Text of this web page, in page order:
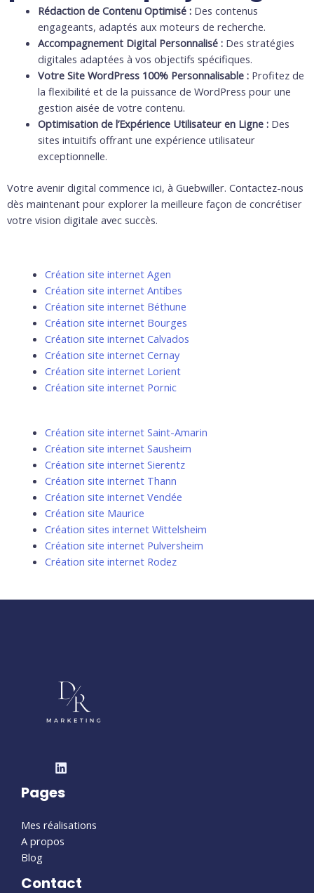
Rédaction de Contenu Optimisé :Des contenus
engageants, adaptés aux moteurs de recherche.
Accompagnement Digital Personnalisé :Des stratégies
digitales adaptées à vos objectifs spécifiques.
Votre Site WordPress 100% Personnalisable :Profitez de
la flexibilité et de la puissance de WordPress pour une
gestion aisée de votre contenu.
Optimisation de l’Expérience Utilisateur en Ligne :Des
sites intuitifs offrant une expérience utilisateur
exceptionnelle.
Votre avenir digital commence ici, à Guebwiller. Contactez-nous
dès maintenant pour explorer la meilleure façon de concrétiser
votre vision digitale avec succès.
Création site internet Agen
Création site internet Antibes
Création site internet Béthune
Création site internet Bourges
Création site internet Calvados
Création site internet Cernay
Création site internet Lorient
Création site internet Pornic
Création site internet Saint-Amarin
Création site internet Sausheim
Création site internet Sierentz
Création site internet Thann
Création site internet Vendée
Création site Maurice
Création sites internet Wittelsheim
Création site internet Pulversheim
Création site internet Rodez
Pages
Mes réalisations
A propos
Blog
Contact